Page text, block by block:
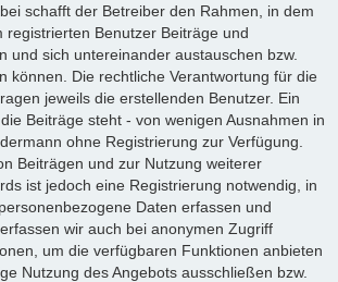
schafft der Betreiber den Rahmen, in dem
registrierten Benutzer Beiträge und
und sich untereinander austauschen bzw.
können. Die rechtliche Verantwortung für die
jeweils die erstellenden Benutzer. Ein
Beiträge steht - von wenigen Ausnahmen in
ohne Registrierung zur Verfügung.
Beiträgen und zur Nutzung weiterer
ist jedoch eine Registrierung notwendig, in
Daten erfassen und
wir auch bei anonymen Zugriff
um die verfügbaren Funktionen anbieten
Nutzung des Angebots ausschließen bzw.